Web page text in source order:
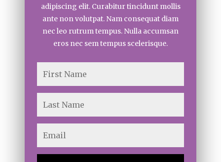
adipiscing elit. Curabitur tincidunt mollis
ante non volutpat. Nam consequat diam
nec leo rutrum tempus. Nulla accumsan
eros nec sem tempus scelerisque.